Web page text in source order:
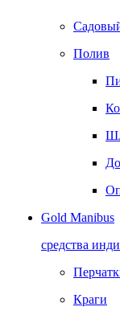
Полив
Gold Manibus
средства
Краги